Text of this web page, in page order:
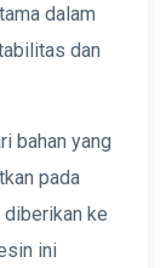
dalam
dan
bahan yang
pada
ke
ini